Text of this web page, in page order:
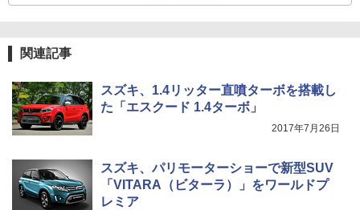
関連記事
スズキ、1.4リッター直噴ターボを搭載し
た「エスクード 1.4ターボ」
2017年7月26日
スズキ、パリモーターショーで新型SUV
「VITARA（ビターラ）」をワールドプ
レミア